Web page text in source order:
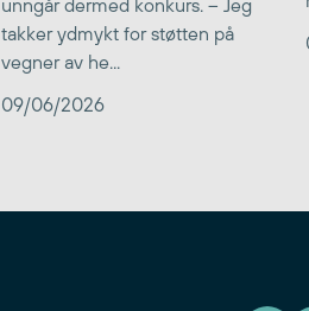
unngår dermed konkurs. – Jeg
takker ydmykt for støtten på
vegner av he...
09/06/2026